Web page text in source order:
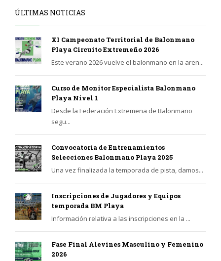
ÚLTIMAS NOTICIAS
XI Campeonato Territorial de Balonmano
Playa Circuito Extremeño 2026
Este verano 2026 vuelve el balonmano en la aren...
Curso de Monitor Especialista Balonmano
Playa Nivel 1
Desde la Federación Extremeña de Balonmano
segu...
Convocatoria de Entrenamientos
Selecciones Balonmano Playa 2025
Una vez finalizada la temporada de pista, damos...
Inscripciones de Jugadores y Equipos
temporada BM Playa
Información relativa a las inscripciones en la ...
Fase Final Alevines Masculino y Femenino
2026